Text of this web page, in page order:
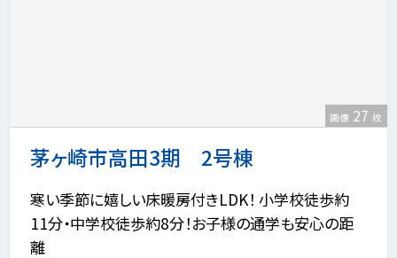
茅ヶ崎市高田3期 2号棟
画像 27 枚
寒い季節に嬉しい床暖房付きLDK！ 小学校徒歩約
11分・中学校徒歩約8分！お子様の通学も安心の距
離